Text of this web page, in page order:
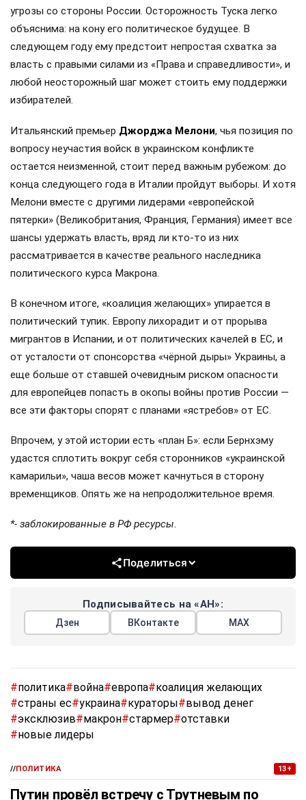
угрозы со стороны России. Осторожность Туска легко
объяснима: на кону его политическое будущее. В
следующем году ему предстоит непростая схватка за
власть с правыми силами из «Права и справедливости», и
любой неосторожный шаг может стоить ему поддержки
избирателей.
Итальянский премьер Джорджа Мелони, чья позиция по
вопросу неучастия войск в украинском конфликте
остается неизменной, стоит перед важным рубежом: до
конца следующего года в Италии пройдут выборы. И хотя
Мелони вместе с другими лидерами «европейской
пятерки» (Великобритания, Франция, Германия) имеет все
шансы удержать власть, вряд ли кто-то из них
рассматривается в качестве реального наследника
политического курса Макрона.
В конечном итоге, «коалиция желающих» упирается в
политический тупик. Европу лихорадит и от прорыва
мигрантов в Испании, и от политических качелей в ЕС, и
от усталости от спонсорства «чёрной дыры» Украины, а
еще больше от ставшей очевидным риском опасности
для европейцев попасть в окопы войны против России —
все эти факторы спорят с планами «ястребов» от ЕС.
Впрочем, у этой истории есть «план Б»: если Бернхэму
удастся сплотить вокруг себя сторонников «украинской
камарильи», чаша весов может качнуться в сторону
временщиков. Опять же на непродолжительное время.
*- заблокированные в РФ ресурсы.
Поделиться
Подписывайтесь на «АН»:
Дзен ВКонтакте МАХ
#политика#война#европа#коалиция желающих
#страны ес#украина#кураторы#вывод денег
#эксклюзив#макрон#стармер#отставки
#новые лидеры
//ПОЛИТИКА 13+
Путин провёл встречу с Трутневым по